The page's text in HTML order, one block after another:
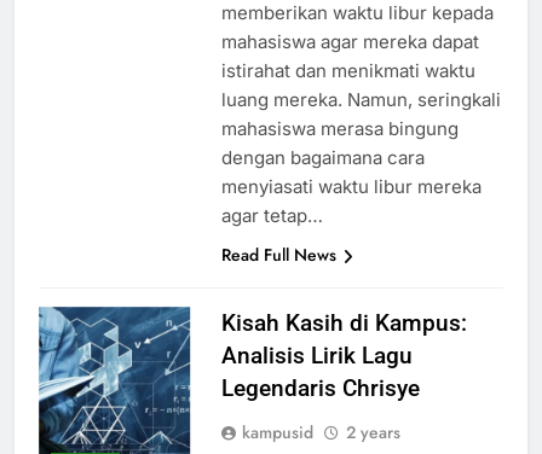
memberikan waktu libur kepada
mahasiswa agar mereka dapat
istirahat dan menikmati waktu
luang mereka. Namun, seringkali
mahasiswa merasa bingung
dengan bagaimana cara
menyiasati waktu libur mereka
agar tetap…
Read Full News
Kisah Kasih di Kampus:
Analisis Lirik Lagu
Legendaris Chrisye
kampusid
2 years